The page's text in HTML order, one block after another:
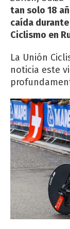
tan solo 18
caída
Ciclismo en
La Unión
noticia este